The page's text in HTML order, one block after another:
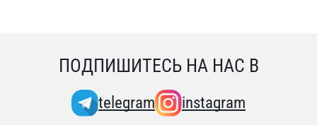
ПОДПИШИТЕСЬ НА НАС В
telegram instagram